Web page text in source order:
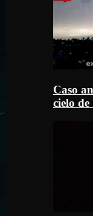
Caso
cielo